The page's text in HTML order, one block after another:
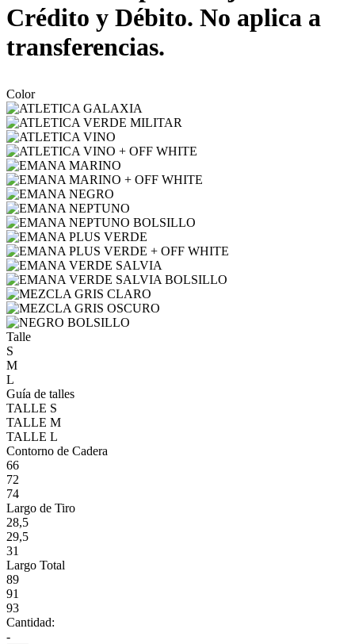
Crédito y Débito. No aplica a
transferencias.
Color
Talle
S
M
L
Guía de talles
TALLE S
TALLE M
TALLE L
Contorno de Cadera
66
72
74
Largo de Tiro
28,5
29,5
31
Largo Total
89
91
93
Cantidad:
-